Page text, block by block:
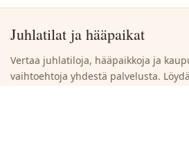
Juhlatilat ja hääpaikat
Vertaa juhlatiloja, hääpaikkoja ja
vaihtoehtoja yhdestä palvelusta.